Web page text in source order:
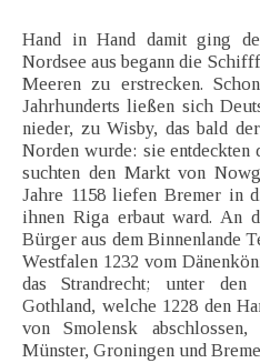
Hand in Hand damit ging
Nordsee aus begann die
Meeren zu erstrecken.
Jahrhunderts ließen sich
nieder, zu Wisby, das bald
Norden wurde: sie
suchten den Markt von
Jahre 1158 liefen Bremer in
ihnen Riga erbaut ward. An
Bürger aus dem Binnenlande
Westfalen 1232 vom
das Strandrecht; unter den
Gothland, welche 1228 den
von Smolensk
Münster, Groningen und